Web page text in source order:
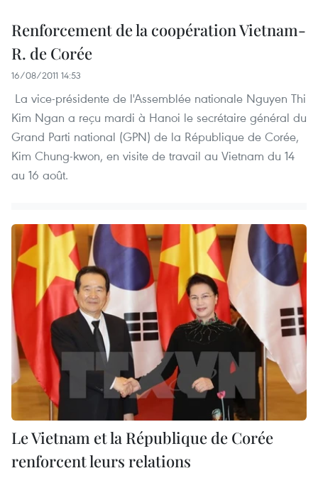
Renforcement de la coopération Vietnam-
R. de Corée
16/08/2011 14:53
La vice-présidente de l'Assemblée nationale Nguyen Thi
Kim Ngan a reçu mardi à Hanoi le secrétaire général du
Grand Parti national (GPN) de la République de Corée,
Kim Chung-kwon, en visite de travail au Vietnam du 14
au 16 août.
Le Vietnam et la République de Corée
renforcent leurs relations